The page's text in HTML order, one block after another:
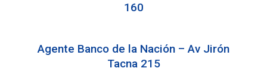
160
Agente Banco de la Nación – Av Jirón
Tacna 215